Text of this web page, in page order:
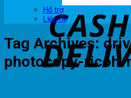
Hổ trợ
Liên hệ
Tag Archives:
photocopy-ricoh-